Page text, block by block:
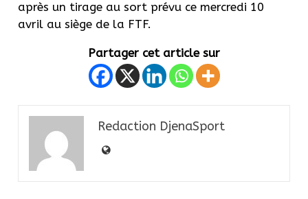
après un tirage au sort prévu ce mercredi 10
avril au siège de la FTF.
Partager cet article sur
Redaction DjenaSport